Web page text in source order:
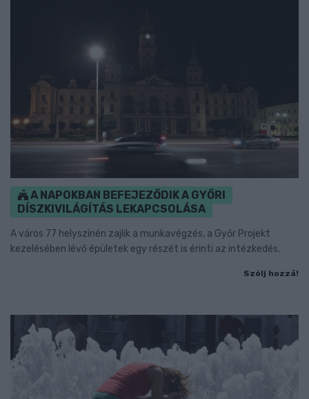
A NAPOKBAN BEFEJEZŐDIK A GYŐRI
DÍSZKIVILÁGÍTÁS LEKAPCSOLÁSA
A város 77 helyszínén zajlik a munkavégzés, a Győr Projekt
kezelésében lévő épületek egy részét is érinti az intézkedés.
Szólj hozzá!